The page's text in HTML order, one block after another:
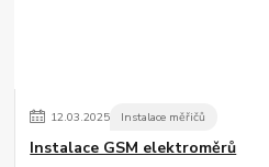
12.03.2025 Instalace měřičů
Instalace GSM elektroměrů